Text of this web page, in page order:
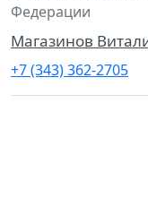
Федерации
Магазинов
+7 (343) 362-2705